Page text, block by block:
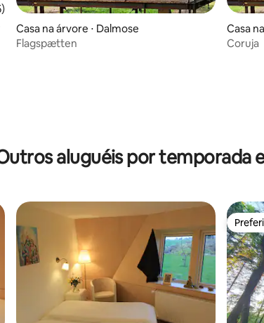
avaliação média de 5, 35 avaliações
Casa na árvore ⋅ Dalmose
Flagspætten
Casa
Coruja
aluguéis por temporada